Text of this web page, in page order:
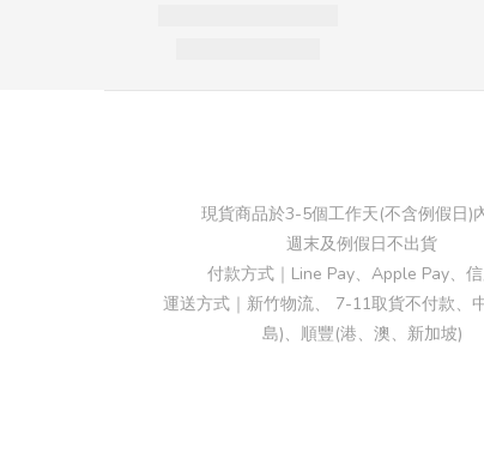
現貨商品於3-5個工作天(不含例假日)
週末及例假日不出貨
付款方式｜Line Pay、Apple Pay、
運送方式｜新竹物流、 7-11取貨不付款、
島)、順豐(港、澳、新加坡)